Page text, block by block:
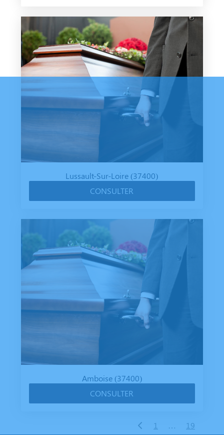
Lussault-Sur-Loire (37400)
CONSULTER
Amboise (37400)
CONSULTER
1 … 19